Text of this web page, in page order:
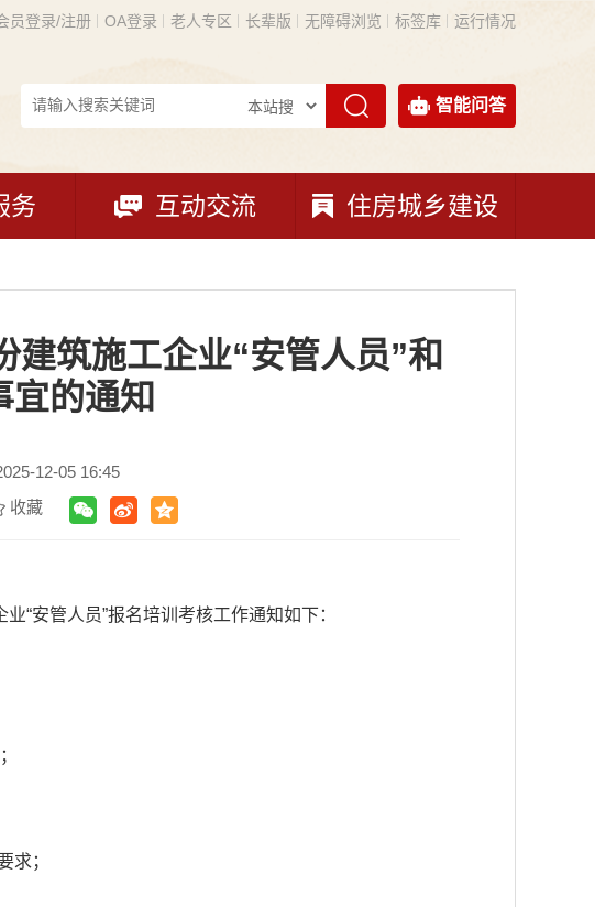
员登录/注册 OA登录 老人专区 长辈版 无障碍浏览 标签库 运行情况
智能问答
务 互动交流 住房城乡建设
筑施工企业“安管人员”和
宜的通知
12-05 16:45
收藏
“安管人员”报名培训考核工作通知如下：
求；